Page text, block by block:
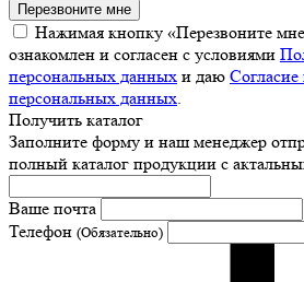
Перезвоните мне
Нажимая кнопку «Перезвоните
ознакомлен и согласен с условиями
персональных данных и даю
персональных данных.
Получить каталог
Заполните форму и наш менеджер
полный каталог продукции с
Ваше почта
Телефон (Обязательно)